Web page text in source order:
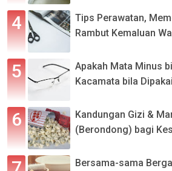
Tips Perawatan,
Rambut Kemaluan
Apakah Mata Minus
Kacamata bila
Kandungan Gizi &
(Berondong) bagi
Bersama-sama